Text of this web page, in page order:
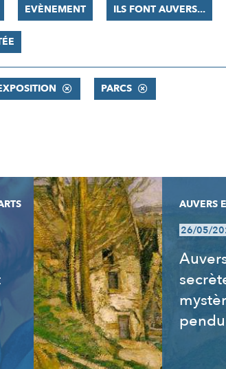
EVÈNEMENT ILS FONT AUVERS...
PARCS
AUVERS
26/05/
pendu